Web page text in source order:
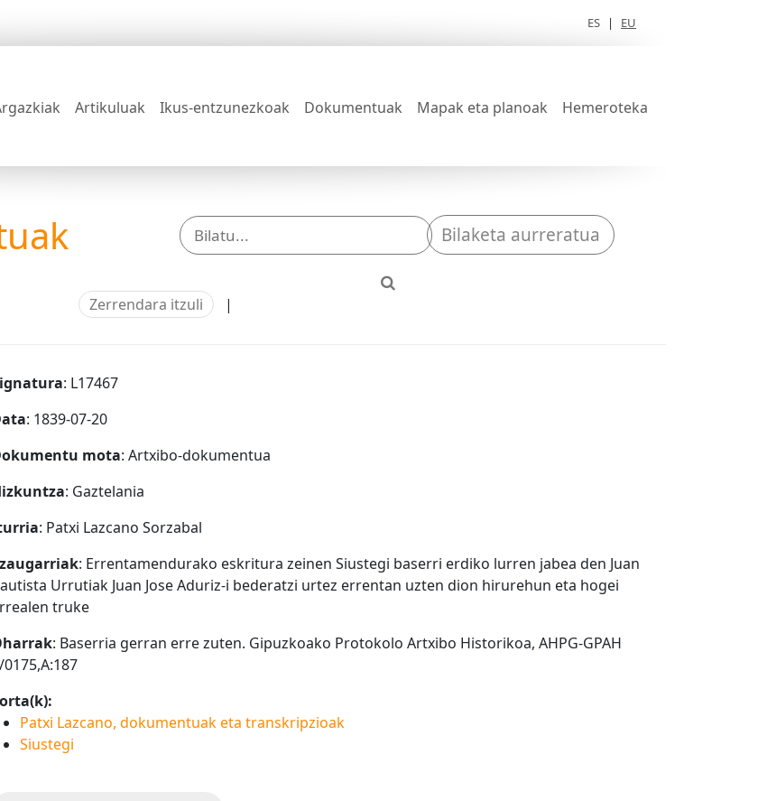
ES | EU
Artikuluak Ikus-entzunezkoak Dokumentuak Mapak eta planoak Hemeroteka
Bilaketa aurreratua
Zerrendara itzuli |
: L17467
: 1839-07-20
mota: Artxibo-dokumentua
: Gaztelania
: Patxi Lazcano Sorzabal
: Errentamendurako eskritura zeinen Siustegi baserri erdiko lurren jabea den Juan
Urrutiak Juan Jose Aduriz-i bederatzi urtez errentan uzten dion hirurehun eta hogei
truke
: Baserria gerran erre zuten. Gipuzkoako Protokolo Artxibo Historikoa, AHPG-GPAH
Patxi Lazcano, dokumentuak eta transkripzioak
Siustegi